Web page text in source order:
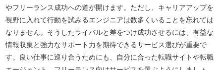
やフリーランス成功への道が開けます。ただし、キャリアアップを
視野に入れて行動を試みるエンジニアは数多くいることを忘れては
なりません。そうしたライバルと差をつけ成功させるには、有益な
情報収集と強力なサポート力を期待できるサービス選びが重要で
す。良い仕事に巡り合うためにも、自分に合った転職サイトや転職